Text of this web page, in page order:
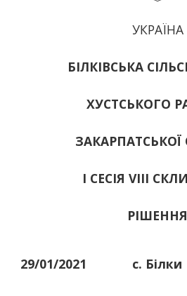
УКРАЇНА
БІЛКІВСЬКА
ХУСТСЬКОГО
ЗАКАРПАТСЬКОЇ
І СЕСІЯ VIII
РІШЕННЯ
29/01/2021 с. Білки